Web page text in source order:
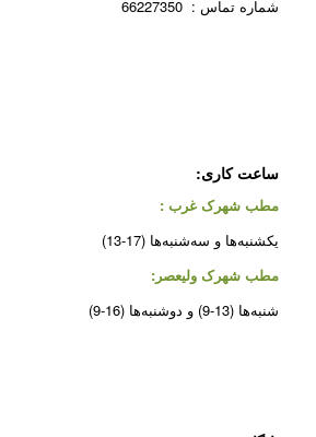
شماره تماس : 66227350
ساعت کاری:
مطب شهرک غرب :
یکشنبه‌ها و سه‌شنبه‌ها (17-13)
مطب شهرک ولیعصر:
شنبه‌ها (13-9) و دوشنبه‌ها (16-9)